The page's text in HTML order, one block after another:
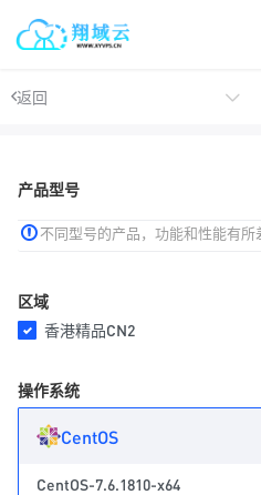
返回
产品型号
不同型号的产品，功能和性能有所
区域
香港精品CN2
操作系统
CentOS
CentOS-7.6.1810-x64